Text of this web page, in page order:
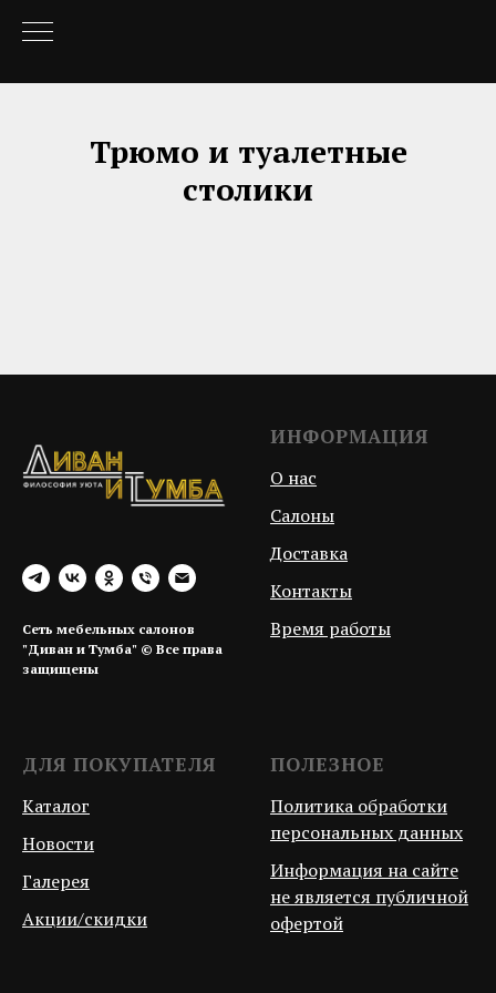
Трюмо и туалетные
столики
Сеть мебельных салонов
"Диван и Тумба" © Все права
защищены
ИНФОРМАЦИЯ
О нас
Салоны
Доставка
Контакты
Время работы
ДЛЯ ПОКУПАТЕЛЯ
Каталог
Новости
Галерея
Акции/скидки
ПОЛЕЗНОЕ
Политика обработки
персональных данных
Информация на сайте
не является публичной
офертой